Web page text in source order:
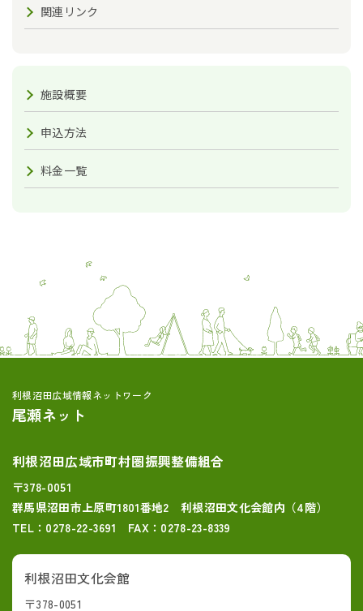
関連リンク
施設概要
申込方法
料金一覧
利根沼田広域情報ネットワーク
尾瀬ネット
利根沼田広域市町村圏振興整備組合
〒378-0051
群馬県沼田市上原町1801番地2 利根沼田文化会館内（4階）
TEL：0278-22-3691 FAX：0278-23-8339
利根沼田文化会館
〒378-0051